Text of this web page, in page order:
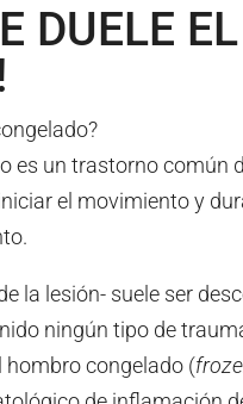
DUELE
es un trastorno
el movimiento y
la lesión- suele ser
ningún tipo de
congelado (